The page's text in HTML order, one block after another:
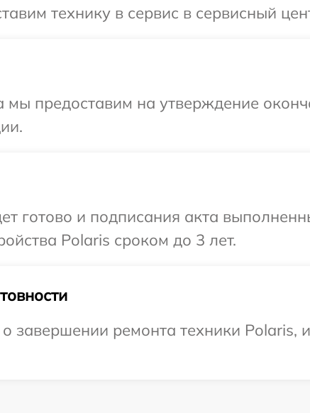
технику в сервис в сервисный
мы предоставим на утверждение
готово и подписания акта
Polaris сроком до 3 лет.
завершении ремонта техники Polaris,